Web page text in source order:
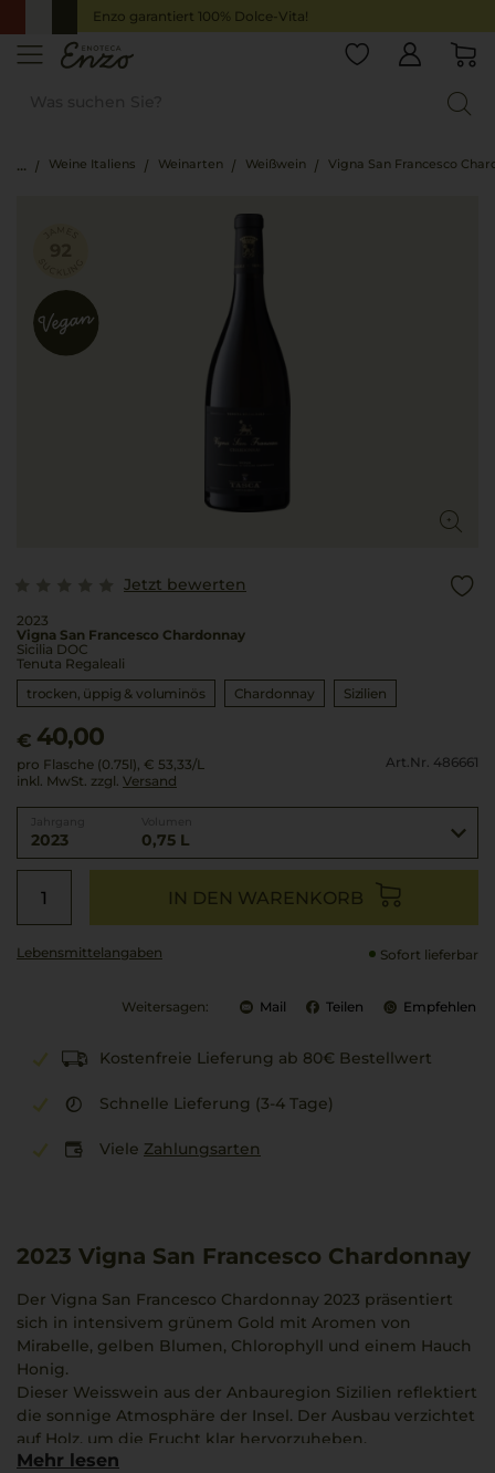
Enzo garantiert 100% Dolce-Vita!
Weine Italiens Weinarten Weißwein Vigna San Francesco
Jetzt bewerten
2023
Vigna San Francesco Chardonnay
Sicilia DOC
Tenuta Regaleali
trocken, üppig & voluminös
Chardonnay Sizilien
€ 40,00
pro Flasche (0.75l), € 53,33/L
inkl. MwSt. zzgl. Versand
Art.Nr. 486661
2023 0,75 L
IN DEN WARENKORB
Lebensmittel­angaben Sofort lieferbar
Weitersagen: Mail Teilen Empfehlen
Kostenfreie Lieferung ab 80€ Bestellwert
Schnelle Lieferung (3-4 Tage)
Viele Zahlungsarten
2023 Vigna San Francesco Chardonnay
Der Vigna San Francesco Chardonnay 2023 präsentiert
sich in intensivem grünem Gold mit Aromen von
Mirabelle, gelben Blumen, Chlorophyll und einem Hauch
Honig.
Dieser Weisswein aus der Anbauregion Sizilien reflektiert
die sonnige Atmosphäre der Insel. Der Ausbau verzichtet
auf Holz, um die Frucht klar hervorzuheben.
Conte Tasca d’Almerita bringt das mediterrane Klima und
Mehr lesen